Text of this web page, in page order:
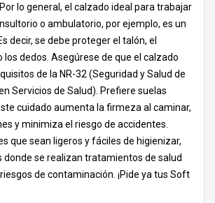
lo general, el calzado ideal para trabajar
o ambulatorio, por ejemplo, es un
decir, se debe proteger el talón, el
los dedos. Asegúrese de que el calzado
de la NR-32 (Seguridad y Salud de
Servicios de Salud). Prefiere suelas
cuidado aumenta la firmeza al caminar,
y minimiza el riesgo de accidentes.
que sean ligeros y fáciles de higienizar,
donde se realizan tratamientos de salud
de contaminación. ¡Pide ya tus Soft